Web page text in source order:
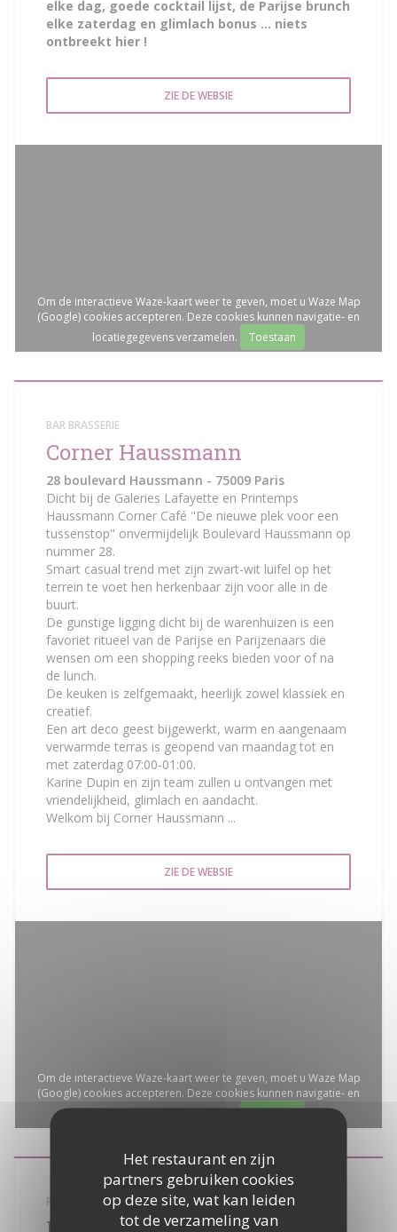
Het restaurant en zijn
partners gebruiken cookies
op deze site, wat kan leiden
tot de verzameling van
elke dag, goede cocktail lijst, de Parijse brunch
elke zaterdag en glimlach bonus ... niets
ontbreekt hier !
ZIE DE WEBSIE
Om de interactieve Waze-kaart weer te geven, moet u Waze Map
(Google) cookies accepteren. Deze cookies kunnen navigatie- en
locatiegegevens verzamelen.
Toestaan
BAR BRASSERIE
Corner Haussmann
28 boulevard Haussmann - 75009 Paris
Dicht bij de Galeries Lafayette en Printemps
Haussmann Corner Café "De nieuwe plek voor een
tussenstop" onvermijdelijk Boulevard Haussmann op
nummer 28.
Smart casual trend met zijn zwart-wit luifel op het
terrein te voet hen herkenbaar zijn voor alle in de
buurt.
De gunstige ligging dicht bij de warenhuizen is een
favoriet ritueel van de Parijse en Parijzenaars die
wensen om een ​​shopping reeks bieden voor of na
de lunch.
De keuken is zelfgemaakt, heerlijk zowel klassiek en
creatief.
Een art deco geest bijgewerkt, warm en aangenaam
verwarmde terras is geopend van maandag tot en
met zaterdag 07:00-01:00.
Karine Dupin en zijn team zullen u ontvangen met
vriendelijkheid, glimlach en aandacht.
Welkom bij Corner Haussmann ...
ZIE DE WEBSIE
Om de interactieve Waze-kaart weer te geven, moet u Waze Map
(Google) cookies accepteren. Deze cookies kunnen navigatie- en
locatiegegevens verzamelen.
Toestaan
RESTAURANT SEMINAR RECEPTIE